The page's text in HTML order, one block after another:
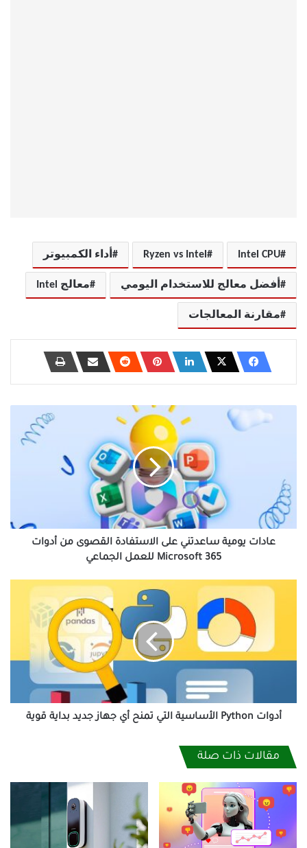
Intel CPU
Ryzen vs Intel أداء الكمبيوتر
أفضل معالج للاستخدام اليومي معالج Intel
مقارنة المعالجات
القصوى
من
أدوات
Microsoft
عادات يومية ساعدتني على الاستفادة القصوى من أدوات
Microsoft 365 للعمل الجماعي
أي
بداية
أدوات Python الأساسية التي تمنح أي جهاز جديد بداية قوية
مقالات ذات صلة